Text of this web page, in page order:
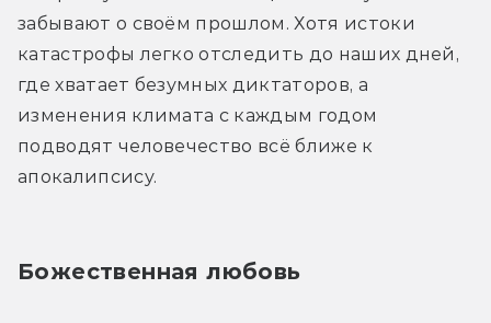
забывают о своём прошлом. Хотя истоки
катастрофы легко отследить до наших дней,
где хватает безумных диктаторов, а
изменения климата с каждым годом
подводят человечество всё ближе к
апокалипсису.
Божественная любовь